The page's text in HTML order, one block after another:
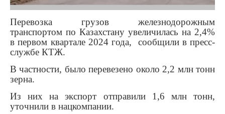
Перевозка грузов железнодорожным
транспортом по Казахстану увеличилась на 2,4%
в первом квартале 2024 года, сообщили в пресс-
службе КТЖ.
В частности, было перевезено около 2,2 млн тонн
зерна.
Из них на экспорт отправили 1,6 млн тонн,
уточнили в нацкомпании.